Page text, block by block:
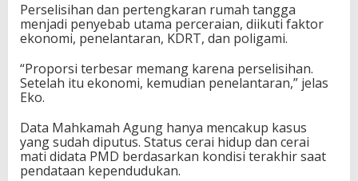
Perselisihan dan pertengkaran rumah tangga
menjadi penyebab utama perceraian, diikuti faktor
ekonomi, penelantaran, KDRT, dan poligami.
“Proporsi terbesar memang karena perselisihan.
Setelah itu ekonomi, kemudian penelantaran,” jelas
Eko.
Data Mahkamah Agung hanya mencakup kasus
yang sudah diputus. Status cerai hidup dan cerai
mati didata PMD berdasarkan kondisi terakhir saat
pendataan kependudukan.